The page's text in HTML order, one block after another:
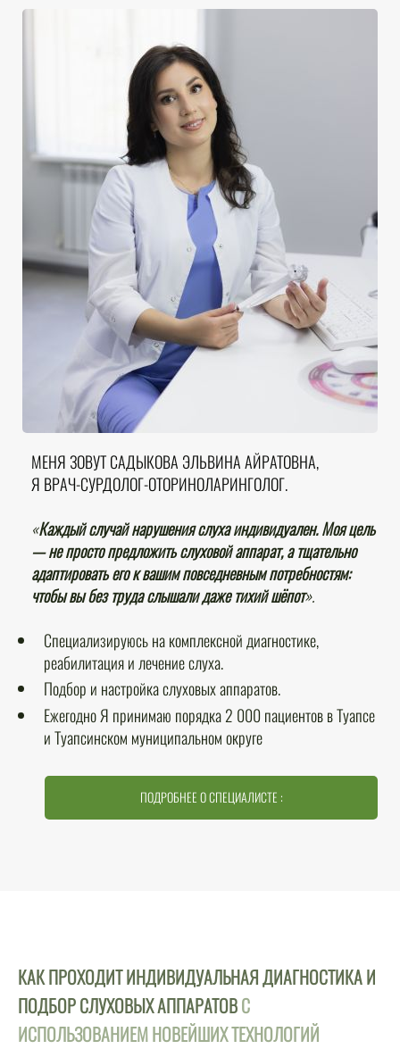
МЕНЯ ЗОВУТ САДЫКОВА ЭЛЬВИНА АЙРАТОВНА,
Я ВРАЧ-СУРДОЛОГ-ОТОРИНОЛАРИНГОЛОГ.
«Каждый случай нарушения слуха индивидуален. Моя цель
— не просто предложить слуховой аппарат, а тщательно
адаптировать его к вашим повседневным потребностям:
чтобы вы без труда слышали даже тихий шёпот».
Специализируюсь на комплексной диагностике,
реабилитация и лечение слуха.
Подбор и настройка слуховых аппаратов.
Ежегодно Я принимаю порядка 2 000 пациентов в Туапсе
и Туапсинском муниципальном округе
ПОДРОБНЕЕ О СПЕЦИАЛИСТЕ :
КАК ПРОХОДИТ ИНДИВИДУАЛЬНАЯ ДИАГНОСТИКА И
ПОДБОР СЛУХОВЫХ АППАРАТОВС
ИСПОЛЬЗОВАНИЕМ НОВЕЙШИХ ТЕХНОЛОГИЙ